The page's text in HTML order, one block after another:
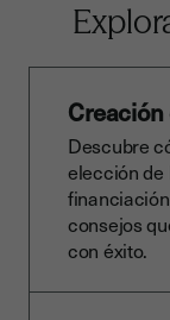
Descubre
elección de
consejos
con éxito.